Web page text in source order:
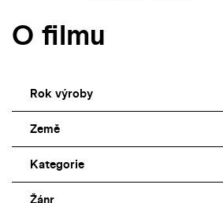
O filmu
Rok výroby
Země
Kategorie
Žánr